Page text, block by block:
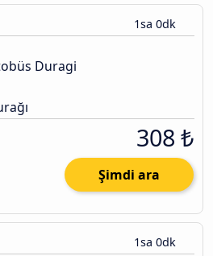
1sa 0dk
Duragi
308 ₺
Şimdi ara
1sa 0dk